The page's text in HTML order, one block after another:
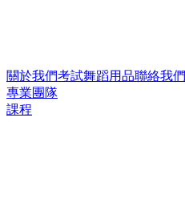
關於我們考試舞蹈用品聯絡我們
專業團隊
課程